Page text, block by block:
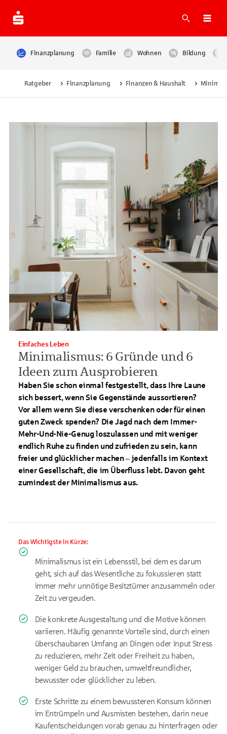
Suche
Finanzplanung Familie Wohnen Bildung
Ratgeber Finanzplanung Finanzen & Haushalt
Minimalismus: 6 Gründe und 6
Ideen zum Ausprobieren
Einfaches Leben
Haben Sie schon einmal festgestellt, dass Ihre Laune
sich bessert, wenn Sie Gegenstände aussortieren?
Vor allem wenn Sie diese verschenken oder für einen
guten Zweck spenden? Die Jagd nach dem Immer-
Mehr-Und-Nie-Genug loszulassen und mit weniger
endlich Ruhe zu finden und zufrieden zu sein, kann
freier und glücklicher machen – jedenfalls im Kontext
einer Gesellschaft, die im Überfluss lebt. Davon geht
zumindest der Minimalismus aus.
Das Wichtigste in Kürze:
Minimalismus ist ein Lebensstil, bei dem es darum
geht, sich auf das Wesentliche zu fokussieren statt
immer mehr unnötige Besitztümer anzusammeln oder
Zeit zu vergeuden.
Die konkrete Ausgestaltung und die Motive können
variieren. Häufig genannte Vorteile sind, durch einen
überschaubaren Umfang an Dingen oder Input Stress
zu reduzieren, mehr Zeit oder Freiheit zu haben,
weniger Geld zu brauchen, umweltfreundlicher,
bewusster oder glücklicher zu leben.
Erste Schritte zu einem bewussteren Konsum können
im Entrümpeln und Ausmisten bestehen, darin neue
Kaufentscheidungen vorab genau zu hinterfragen oder